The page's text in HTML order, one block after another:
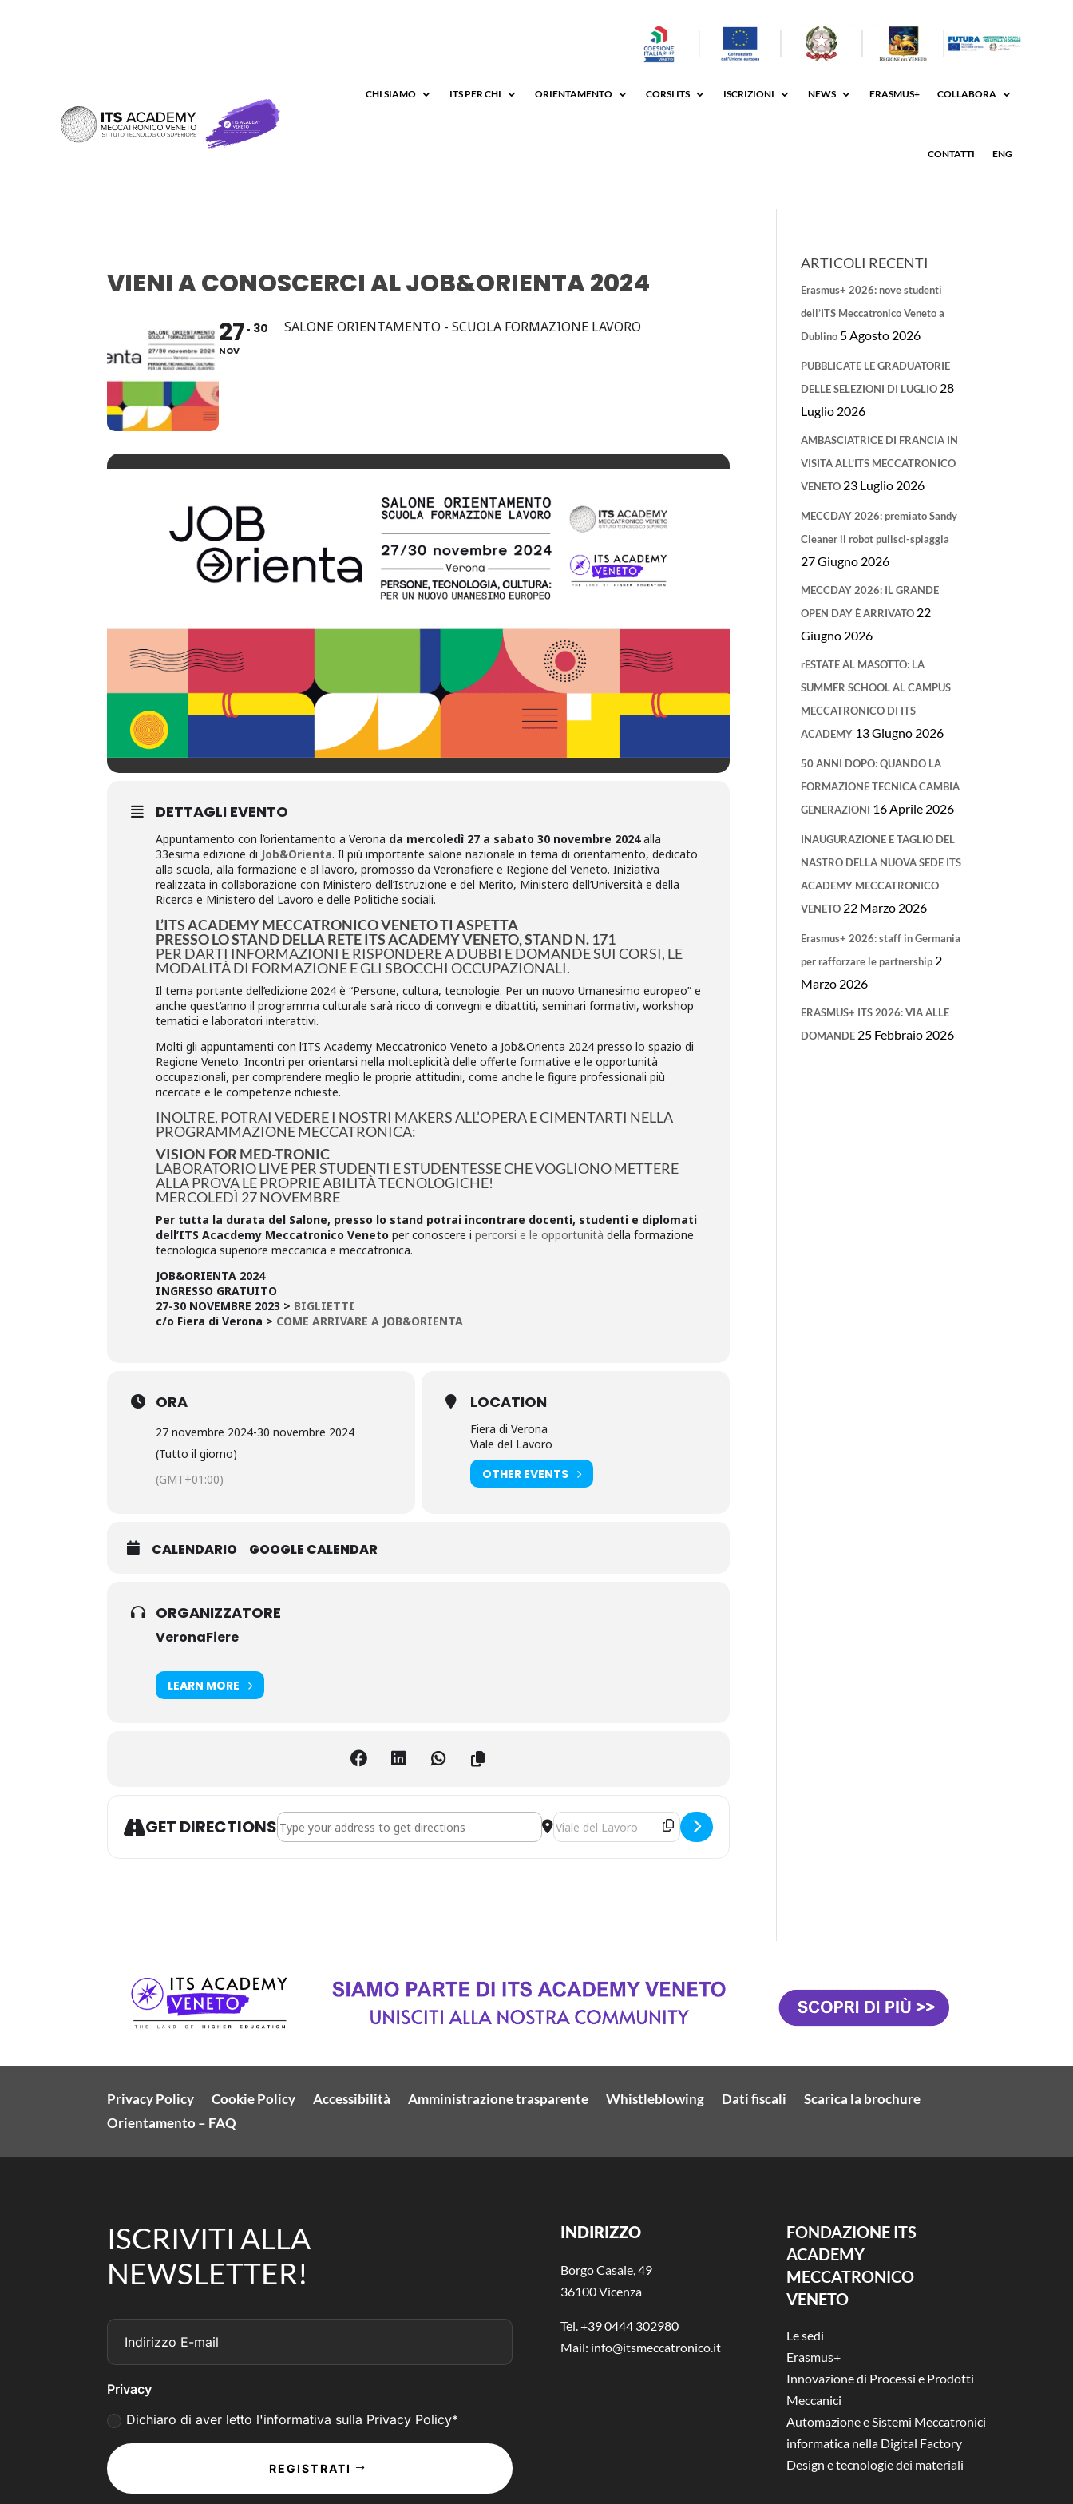
CHI SIAMO ITS PER CHI ORIENTAMENTO CORSI ITS ISCRIZIONI NEWS ERASMUS+ COLLABORA
CONTATTI ENG
VIENI A CONOSCERCI AL JOB&ORIENTA 2024
27
NOV
30 SALONE ORIENTAMENTO - SCUOLA FORMAZIONE LAVORO
DETTAGLI EVENTO
Appuntamento con l’orientamento a Verona da mercoledì 27 a sabato 30 novembre 2024alla
33esima edizione di Job&Orienta. Il più importante salone nazionale in tema di orientamento, dedicato
alla scuola, alla formazione e al lavoro, promosso da Veronafiere e Regione del Veneto. Iniziativa
realizzata in collaborazione con Ministero dell’Istruzione e del Merito, Ministero dell’Università e della
Ricerca e Ministero del Lavoro e delle Politiche sociali.
L’ITS ACADEMY MECCATRONICO VENETO TI ASPETTA
PRESSO LO STAND DELLA RETE ITS ACADEMY VENETO, STAND N. 171
PER DARTI INFORMAZIONI E RISPONDERE A DUBBI E DOMANDE SUI CORSI, LE
MODALITÀ DI FORMAZIONE E GLI SBOCCHI OCCUPAZIONALI.
Il tema portante dell’edizione 2024 è “Persone, cultura, tecnologie. Per un nuovo Umanesimo europeo” e
anche quest’anno il programma culturale sarà ricco di convegni e dibattiti, seminari formativi, workshop
tematici e laboratori interattivi.
Molti gli appuntamenti con l’ITS Academy Meccatronico Veneto a Job&Orienta 2024 presso lo spazio di
Regione Veneto. Incontri per orientarsi nella molteplicità delle offerte formative e le opportunità
occupazionali, per comprendere meglio le proprie attitudini, come anche le figure professionali più
ricercate e le competenze richieste.
INOLTRE, POTRAI VEDERE I NOSTRI MAKERS ALL’OPERA E CIMENTARTI NELLA
PROGRAMMAZIONE MECCATRONICA:
VISION FOR MED-TRONIC
LABORATORIO LIVE PER STUDENTI E STUDENTESSE CHE VOGLIONO METTERE
ALLA PROVA LE PROPRIE ABILITÀ TECNOLOGICHE!
MERCOLEDÌ 27 NOVEMBRE
Per tutta la durata del Salone, presso lo stand potrai incontrare docenti, studenti e diplomati
dell’ITS Acacdemy Meccatronico Veneto per conoscere ipercorsi e le opportunità della formazione
tecnologica superiore meccanica e meccatronica.
JOB&ORIENTA 2024
INGRESSO GRATUITO
27-30 NOVEMBRE 2023 > BIGLIETTI
c/o Fiera di Verona > COME ARRIVARE A JOB&ORIENTA
ORA
27 novembre 2024-30 novembre 2024
(Tutto il giorno)
(GMT+01:00)
LOCATION
Fiera di Verona
Viale del Lavoro
OTHER EVENTS
CALENDARIO GOOGLE CALENDAR
ORGANIZZATORE
VeronaFiere
LEARN MORE
GET DIRECTIONSAddress - VIENI A CONOSCERCI AL JOB&ORIENTA 2024 [byZz2VArc]Destination Address - VIENI A CONOSCERCI AL JOB&ORIENTA 2024 [JAEBEDeqK]
ARTICOLI RECENTI
Erasmus+ 2026: nove studenti
dell’ITS Meccatronico Veneto a
Dublino 5 Agosto 2026
PUBBLICATE LE GRADUATORIE
DELLE SELEZIONI DI LUGLIO 28
Luglio 2026
AMBASCIATRICE DI FRANCIA IN
VISITA ALL’ITS MECCATRONICO
VENETO 23 Luglio 2026
MECCDAY 2026: premiato Sandy
Cleaner il robot pulisci-spiaggia
27 Giugno 2026
MECCDAY 2026: IL GRANDE
OPEN DAY È ARRIVATO 22
Giugno 2026
rESTATE AL MASOTTO: LA
SUMMER SCHOOL AL CAMPUS
MECCATRONICO DI ITS
ACADEMY 13 Giugno 2026
50 ANNI DOPO: QUANDO LA
FORMAZIONE TECNICA CAMBIA
GENERAZIONI 16 Aprile 2026
INAUGURAZIONE E TAGLIO DEL
NASTRO DELLA NUOVA SEDE ITS
ACADEMY MECCATRONICO
VENETO 22 Marzo 2026
Erasmus+ 2026: staff in Germania
per rafforzare le partnership 2
Marzo 2026
ERASMUS+ ITS 2026: VIA ALLE
DOMANDE 25 Febbraio 2026
Privacy Policy Cookie Policy Accessibilità Amministrazione trasparente Whistleblowing Dati fiscali
Scarica la brochure
Orientamento – FAQ
ISCRIVITI ALLA
NEWSLETTER!
Privacy
Dichiaro di aver letto l'informativa sulla Privacy Policy*
REGISTRATI
INDIRIZZO
Borgo Casale, 49
36100 Vicenza
Tel. +39 0444 302980
Mail: info@itsmeccatronico.it
FONDAZIONE ITS
ACADEMY
MECCATRONICO
VENETO
Le sedi
Erasmus+
Innovazione di Processi e Prodotti
Meccanici
Automazione e Sistemi Meccatronici
informatica nella Digital Factory
Design e tecnologie dei materiali